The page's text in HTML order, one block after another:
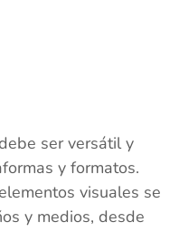
ser versátil y
y formatos.
visuales se
y medios, desde